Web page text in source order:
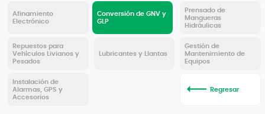
Afinamiento
Electrónico
Conversión de GNV y
GLP
Prensado de
Mangueras
Hidráulicas
Repuestos para
Vehículos Livianos y
Pesados
Lubricantes y Llantas
Gestión de
Mantenimiento de
Equipos
Instalación de
Alarmas, GPS y
Accesorios
Regresar